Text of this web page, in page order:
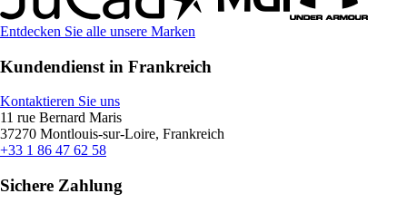
Entdecken Sie alle unsere Marken
Kundendienst in Frankreich
Kontaktieren Sie uns
11 rue Bernard Maris
37270 Montlouis-sur-Loire, Frankreich
+33 1 86 47 62 58
Sichere Zahlung